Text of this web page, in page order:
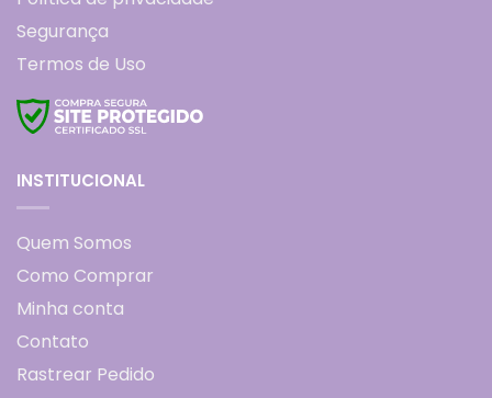
Segurança
Termos de Uso
INSTITUCIONAL
Quem Somos
Como Comprar
Minha conta
Contato
Rastrear Pedido